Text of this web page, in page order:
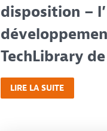
disposition –
TechLibrary
LIRE LA SUITE